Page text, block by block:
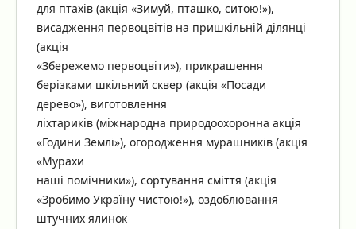
для птахів (акція «Зимуй, пташко, ситою!»),
висадження первоцвітів на пришкільній ділянці
(акція
«Збережемо первоцвіти»), прикрашення
берізками шкільний сквер (акція «Посади
дерево»), виготовлення
ліхтариків (міжнародна природоохоронна акція
«Години Землі»), огородження мурашників (акція
«Мурахи
наші помічники»), сортування сміття (акція
«Зробимо Україну чистою!»), оздоблювання
штучних ялинок